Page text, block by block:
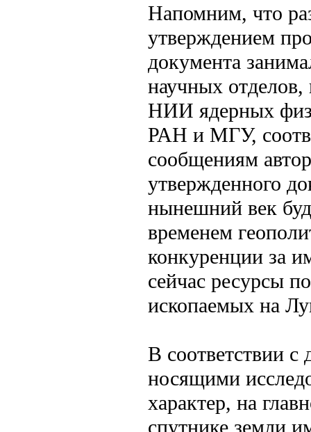
Напомним, что
утверждением
документа
научных отделов,
НИИ ядерных
РАН и МГУ,
сообщениям
утвержденного
нынешний век
временем
конкуренции за
сейчас ресурсы
ископаемых на
В соответствии
носящими
характер, на
спутнике земли